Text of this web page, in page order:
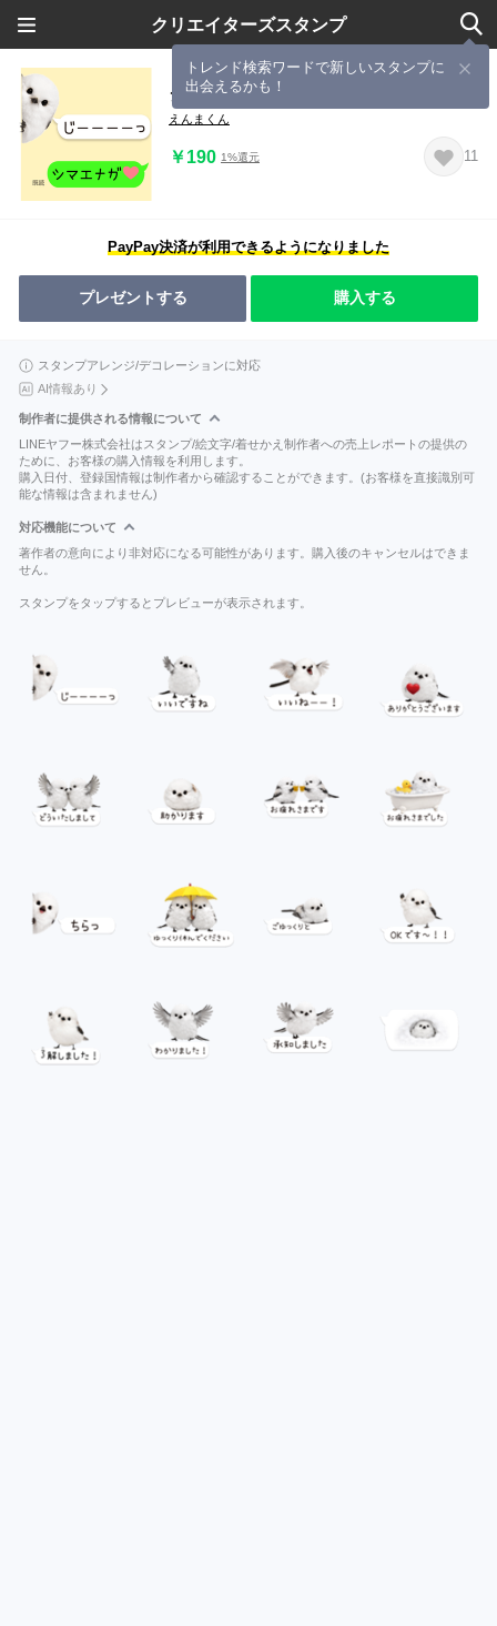
クリエイターズスタンプ
トレンド検索ワードで新しいスタンプに
出会えるかも！
シマエナガの吹き出しスタンプ
えんまくん
￥190 1%還元 11
PayPay決済が利用できるようになりました
プレゼントする 購入する
スタンプアレンジ/デコレーションに対応
AI情報あり
制作者に提供される情報について
LINEヤフー株式会社はスタンプ/絵文字/着せかえ制作者への売上レポートの提供の
ために、お客様の購入情報を利用します。
購入日付、登録国情報は制作者から確認することができます。(お客様を直接識別可
能な情報は含まれません)
対応機能について
著作者の意向により非対応になる可能性があります。購入後のキャンセルはできま
せん。
スタンプをタップするとプレビューが表示されます。